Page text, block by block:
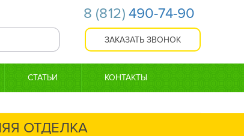
8 (812) 490-74-90
СТАТЬИ КОНТАКТЫ
ОТДЕЛКА